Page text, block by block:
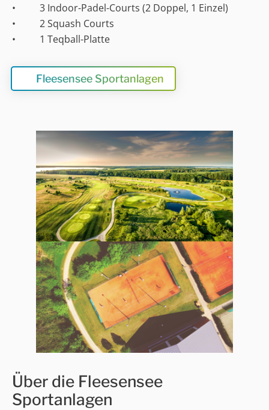
• 3 Indoor-Padel-Courts (2 Doppel, 1 Einzel)
• 2 Squash Courts
• 1 Teqball-Platte
Fleesensee Sportanlagen
Über die Fleesensee
Sportanlagen